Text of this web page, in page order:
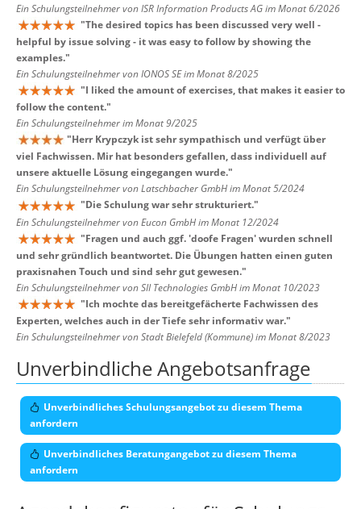
Ein Schulungsteilnehmer von ISR Information Products AG im Monat 6/2026
"The desired topics has been discussed very well -
helpful by issue solving - it was easy to follow by showing the
examples."
Ein Schulungsteilnehmer von IONOS SE im Monat 8/2025
"I liked the amount of exercises, that makes it easier to
follow the content."
Ein Schulungsteilnehmer im Monat 9/2025
"Herr Krypczyk ist sehr sympathisch und verfügt über
viel Fachwissen. Mir hat besonders gefallen, dass individuell auf
unsere aktuelle Lösung eingegangen wurde."
Ein Schulungsteilnehmer von Latschbacher GmbH im Monat 5/2024
"Die Schulung war sehr strukturiert."
Ein Schulungsteilnehmer von Eucon GmbH im Monat 12/2024
"Fragen und auch ggf. 'doofe Fragen' wurden schnell
und sehr gründlich beantwortet. Die Übungen hatten einen guten
praxisnahen Touch und sind sehr gut gewesen."
Ein Schulungsteilnehmer von SII Technologies GmbH im Monat 10/2023
"Ich mochte das bereitgefächerte Fachwissen des
Experten, welches auch in der Tiefe sehr informativ war."
Ein Schulungsteilnehmer von Stadt Bielefeld (Kommune) im Monat 8/2023
Unverbindliche Angebotsanfrage
Unverbindliches Schulungsangebot zu diesem Thema
anfordern
Unverbindliches Beratungangebot zu diesem Thema
anfordern